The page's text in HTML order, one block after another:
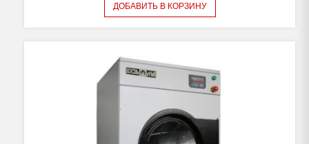
ДОБАВИТЬ В КОРЗИНУ